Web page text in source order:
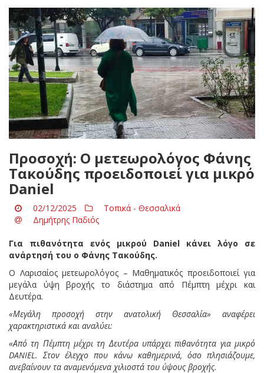
Προσοχή: Ο μετεωρολόγος Φάνης
Τακούδης προειδοποιεί για μικρό
Daniel
02/12/2025
Τοπικά - Θεσσαλικά
Δημήτρης Παδιός
Για πιθανότητα ενός μικρού Daniel κάνει λόγο σε
ανάρτησή του ο Φάνης Τακούδης.
Ο Λαρισαίος μετεωρολόγος – Μαθηματικός προειδοποιεί για
μεγάλα ύψη βροχής το διάστημα από Πέμπτη μέχρι και
Δευτέρα.
«Μεγάλη προσοχή στην ανατολική Θεσσαλία» αναφέρει
χαρακτηριστικά και αναλύει:
«Από τη Πέμπτη μέχρι τη Δευτέρα υπάρχει πιθανότητα για μικρό
DANIEL. Στον έλεγχο που κάνω καθημερινά, όσο πλησιάζουμε,
ανεβαίνουν τα αναμενόμενα χιλιοστά του ύψους βροχής.